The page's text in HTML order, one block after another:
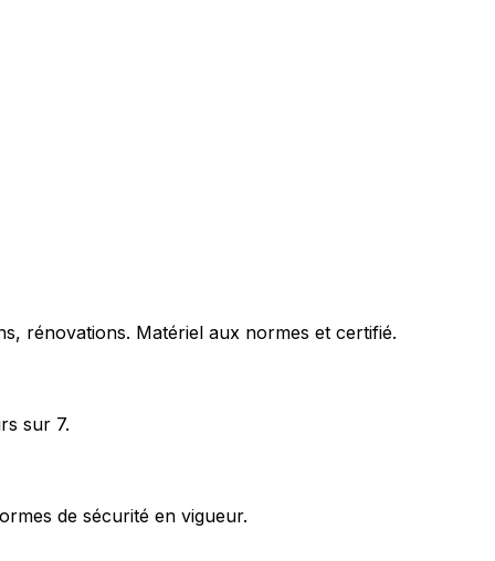
rénovations. Matériel aux normes et certifié.
sur 7.
de sécurité en vigueur.